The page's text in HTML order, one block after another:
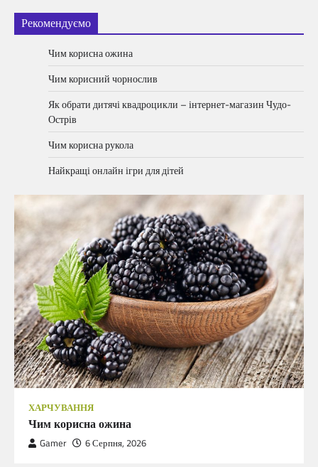
Рекомендуємо
Чим корисна ожина
Чим корисний чорнослив
Як обрати дитячі квадроцикли – інтернет-магазин Чудо-
Острів
Чим корисна рукола
Найкращі онлайн ігри для дітей
ХАРЧУВАННЯ
Чим корисна ожина
Gamer 6 Серпня, 2026